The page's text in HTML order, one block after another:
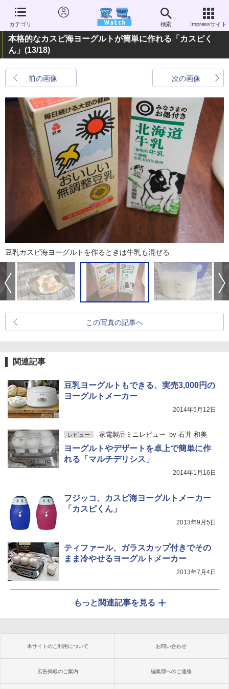
カテゴリ 検索 Impressサイト
本格的なカスピ海ヨーグルトが簡単に作れる「カスピく
ん」 (13/18)
前の画像 次の画像
豆乳カスピ海ヨーグルトを作るときは牛乳も混ぜる
この写真の記事へ
関連記事
豆乳ヨーグルトもできる、実売3,000円の
ヨーグルトメーカー
2014年5月12日
レビュー 家電製品ミニレビュー by 石井 和美
ヨーグルトやデザートを卓上で簡単に作
れる「マルチデリシス」
2014年1月16日
フジッコ、カスピ海ヨーグルトメーカー
「カスピくん」
2013年9月5日
ティファール、ガラスカップ付きでその
まま冷やせるヨーグルトメーカー
2013年7月4日
もっと関連記事を見る
本サイトのご利用について お問い合わせ
広告掲載のご案内 編集部へのご連絡